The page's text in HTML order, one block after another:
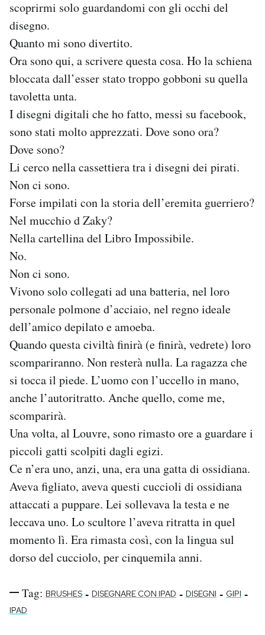
scoprirmi solo guardandomi con gli occhi del
disegno.
Quanto mi sono divertito.
Ora sono qui, a scrivere questa cosa. Ho la schiena
bloccata dall’esser stato troppo gobboni su quella
tavoletta unta.
I disegni digitali che ho fatto, messi su facebook,
sono stati molto apprezzati. Dove sono ora?
Dove sono?
Li cerco nella cassettiera tra i disegni dei pirati.
Non ci sono.
Forse impilati con la storia dell’eremita guerriero?
Nel mucchio d Zaky?
Nella cartellina del Libro Impossibile.
No.
Non ci sono.
Vivono solo collegati ad una batteria, nel loro
personale polmone d’acciaio, nel regno ideale
dell’amico depilato e amoeba.
Quando questa civiltà finirà (e finirà, vedrete) loro
scompariranno. Non resterà nulla. La ragazza che
si tocca il piede. L’uomo con l’uccello in mano,
anche l’autoritratto. Anche quello, come me,
scomparirà.
Una volta, al Louvre, sono rimasto ore a guardare i
piccoli gatti scolpiti dagli egizi.
Ce n’era uno, anzi, una, era una gatta di ossidiana.
Aveva figliato, aveva questi cuccioli di ossidiana
attaccati a puppare. Lei sollevava la testa e ne
leccava uno. Lo scultore l’aveva ritratta in quel
momento lì. Era rimasta così, con la lingua sul
dorso del cucciolo, per cinquemila anni.
Tag: BRUSHES - DISEGNARE CON IPAD - DISEGNI - GIPI -
IPAD